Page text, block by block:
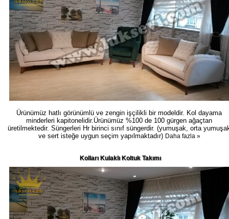
Ürünümüz hatlı görünümlü ve zengin işçilikli bir modeldir. Kol dayama
minderleri kapitonelidir.Ürünümüz %100 de 100 gürgen ağaçtan
üretilmektedir. Süngerleri Hr birinci sınıf süngerdir. (yumuşak, orta
ve sert isteğe uygun seçim yapılmaktadır) Daha fazla »
Kolları Kulaklı Koltuk Takımı